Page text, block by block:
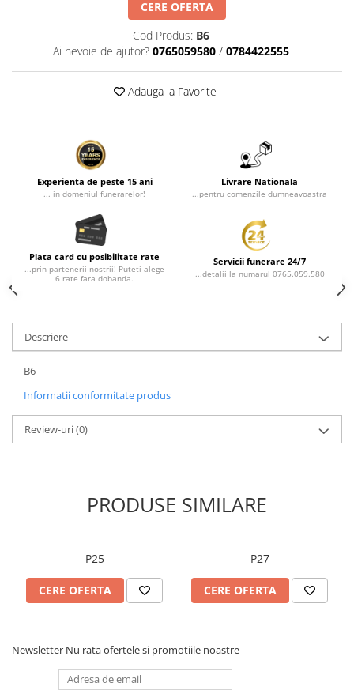
Placi memoriale din ABS/Aluminiu
Crucifixe din bronz
Flori din bronz
Rame poze din bronz
Inele cavou din bronz
Ingeri din bronz
Litere din bronz
Litere din bronz
Crucifixe din bronz
Litere din bronz
CERE OFERTA
Cod Produs: B6
Ai nevoie de ajutor? 0765059580 / 0784422555
Adauga la Favorite
Experienta de peste 15 ani
... in domeniul funerarelor!
Livrare Nationala
...pentru comenzile dumneavoastra
Plata card cu posibilitate rate
...prin partenerii nostrii! Puteti alege
6 rate fara dobanda.
Servicii funerare 24/7
...detalii la numarul 0765.059.580
Descriere
B6
Informatii conformitate produs
Review-uri(0)
PRODUSE SIMILARE
P25
CERE OFERTA
P27
CERE OFERTA
Newsletter Nu rata ofertele si promotiile noastre